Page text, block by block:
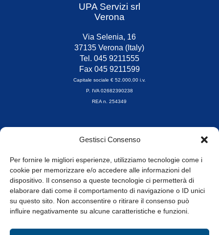
Gestisci Consenso
Per fornire le migliori esperienze, utilizziamo tecnologie come i
cookie per memorizzare e/o accedere alle informazioni del
dispositivo. Il consenso a queste tecnologie ci permetterà di
elaborare dati come il comportamento di navigazione o ID unici
su questo sito. Non acconsentire o ritirare il consenso può
influire negativamente su alcune caratteristiche e funzioni.
UPA Servizi srl
Verona
Via Selenia, 16
37135 Verona (Italy)
Tel. 045 9211555
Fax 045 9211599
Capitale sociale € 52.000,00 i.v.
P. IVA 02682390238
REA n. 254349
Orari di apertura
8.30-13.00 / 14.00-17.30
Whistleblowing
© Tutti i diritti riservati
Privacy Policy e Cookie|Informativa Cookie